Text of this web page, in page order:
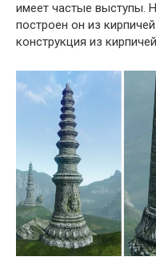
имеет частые выступы.
построен он из
конструкция из